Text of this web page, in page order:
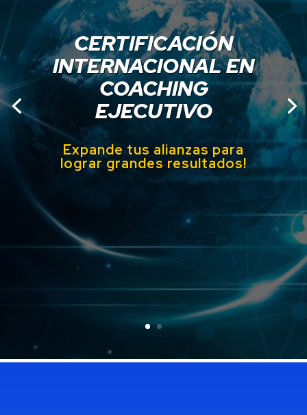
CERTIFICACIÓN
INTERNACIONAL EN
COACHING
EJECUTIVO
Expande tus alianzas para
lograr grandes resultados!